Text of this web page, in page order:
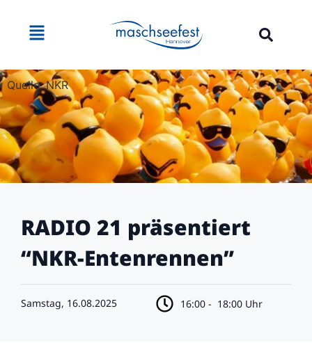
Quelle: NKR
RADIO 21 präsentiert
“NKR-Entenrennen”
Samstag, 16.08.2025 16:00 - 18:00 Uhr